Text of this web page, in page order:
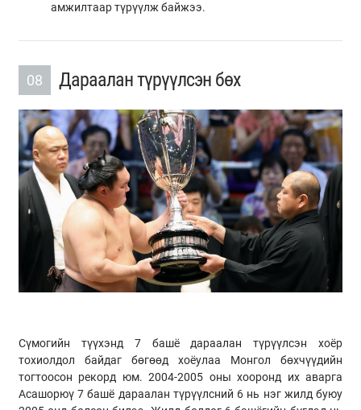
амжилтаар түрүүлж байжээ.
08 Дараалан түрүүлсэн бөх
Сүмогийн түүхэнд 7 башё дараалан түрүүлсэн хоёр
тохиолдол байдаг бөгөөд хоёулаа Монгол бөхчүүдийн
тогтоосон рекорд юм. 2004-2005 оны хооронд их аварга
Асашорюү 7 башё дараалан түрүүлсний 6 нь нэг жилд буюу